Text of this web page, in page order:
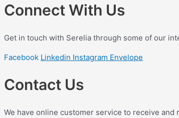
Connect With Us
Get in touch with Serelia through some of our
Facebook Linkedin Instagram Envelope
Contact Us
We have online customer service to receive